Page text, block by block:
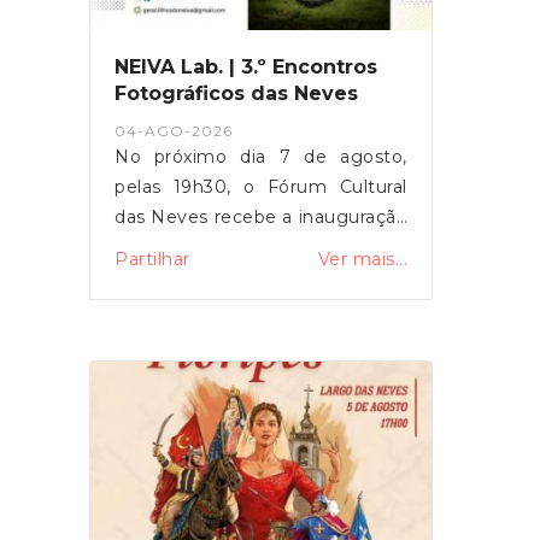
NEIVA Lab. | 3.º Encontros
Fotográficos das Neves
04-AGO-2026
No próximo dia 7 de agosto,
pelas 19h30, o Fórum Cultural
das Neves recebe a inauguração
da primeira exposição do NEIVA
Encontros Fotográficos das
trabalhos desenvolvidos por
Juliana Maar, Silvy Crespo e
Olga Caldas durante o primeiro
ano da residência artística,
dedicada à fotografia
contemporânea e à relação
Partilhar Ver mais...